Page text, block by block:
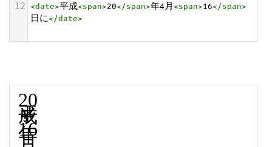
12 <date>平成<span>20</span>年4月<span>16</span>
日に</date>